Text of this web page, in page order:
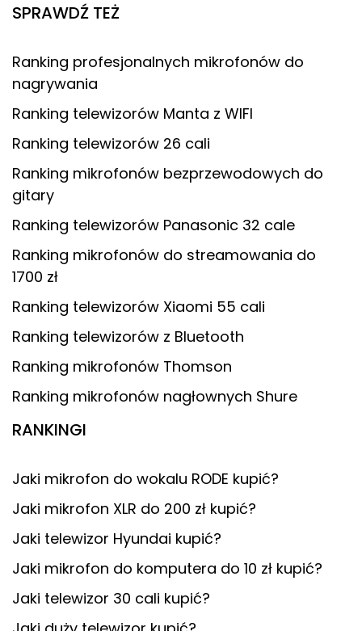
SPRAWDŹ TEŻ
Ranking profesjonalnych mikrofonów do
nagrywania
Ranking telewizorów Manta z WIFI
Ranking telewizorów 26 cali
Ranking mikrofonów bezprzewodowych do
gitary
Ranking telewizorów Panasonic 32 cale
Ranking mikrofonów do streamowania do
1700 zł
Ranking telewizorów Xiaomi 55 cali
Ranking telewizorów z Bluetooth
Ranking mikrofonów Thomson
Ranking mikrofonów nagłownych Shure
RANKINGI
Jaki mikrofon do wokalu RODE kupić?
Jaki mikrofon XLR do 200 zł kupić?
Jaki telewizor Hyundai kupić?
Jaki mikrofon do komputera do 10 zł kupić?
Jaki telewizor 30 cali kupić?